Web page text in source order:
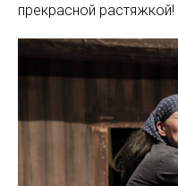
прекрасной растяжкой!